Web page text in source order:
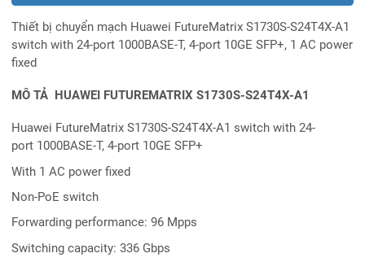
Thiết bị chuyển mạch Huawei FutureMatrix S1730S-S24T4X-A1
switch with 24-port 1000BASE-T, 4-port 10GE SFP+, 1 AC power
fixed
MÔ TẢ HUAWEI FUTUREMATRIX S1730S-S24T4X-A1
Huawei FutureMatrix S1730S-S24T4X-A1 switch with 24-
port 1000BASE-T, 4-port 10GE SFP+
With 1 AC power fixed
Non-PoE switch
Forwarding performance: 96 Mpps
Switching capacity: 336 Gbps